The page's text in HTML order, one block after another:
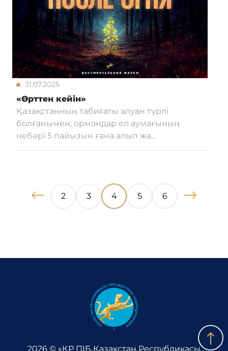
31.07.2025
«Өрттен кейін»
Қазақстанның табиғаты алуан түрлі
болғанымен, ормандар ел аумағының
небәрі 5 пайызын ғана алып жа...
2 3 4 5 6
2026 © «ҚР ПІБ Қазақстан Республикасы